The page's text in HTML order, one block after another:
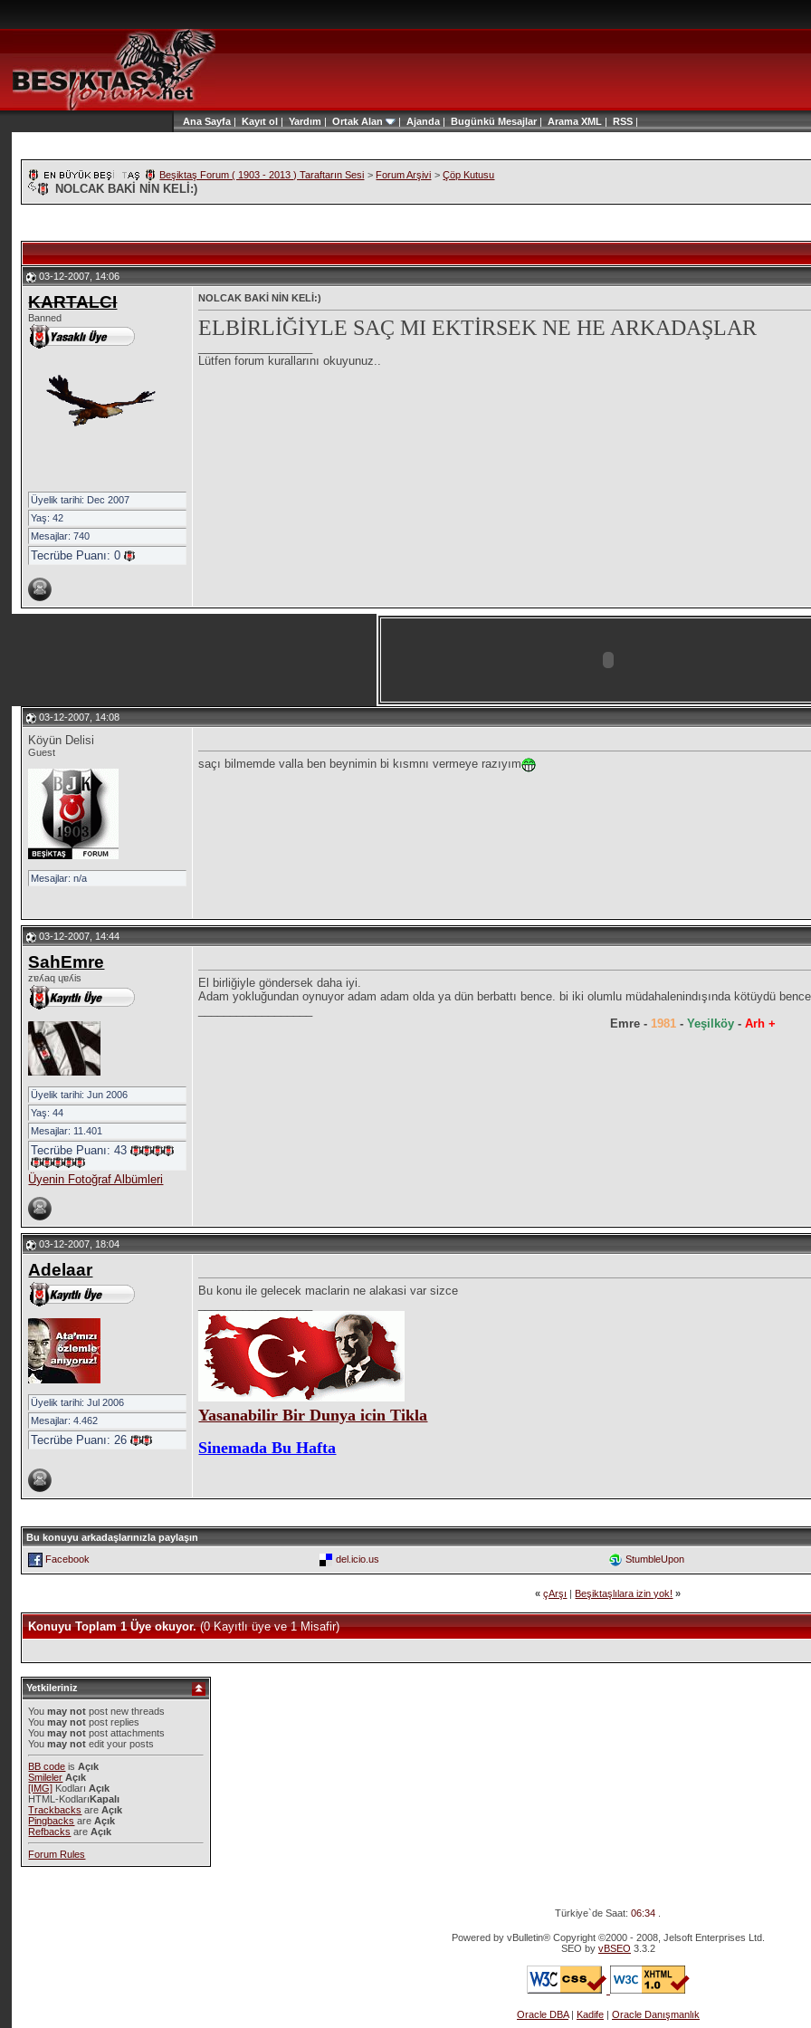
Ana Sayfa | Kayıt ol | Yardım | Ortak Alan | Ajanda | Bugünkü Mesajlar| Arama XML | RSS |
Beşiktaş Forum ( 1903 - 2013 ) Taraftarın Sesi > Forum Arşivi >Çöp Kutusu
NOLCAK BAKİ NİN KELİ:)
03-12-2007, 14:06
KARTALCI
Banned
Üyelik tarihi: Dec 2007
Yaş: 42
Mesajlar: 740
Tecrübe Puanı:0
NOLCAK BAKİ NİN KELİ:)
ELBİRLİĞİYLE SAÇ MI EKTİRSEK NE HE ARKADAŞLAR
Lütfen forum kurallarını okuyunuz..
03-12-2007, 14:08
Köyün Delisi
Guest
Mesajlar: n/a
saçı bilmemde valla ben beynimin bi kısmnı vermeye razıyım
03-12-2007, 14:44
SahEmre
zɐʎaq ɥɐʎis
Üyelik tarihi: Jun 2006
Yaş: 44
Mesajlar: 11.401
Tecrübe Puanı:43
Üyenin Fotoğraf Albümleri
El birliğiyle göndersek daha iyi.
Adam yokluğundan oynuyor adam adam olda ya dün berbattı bence. bi iki olumlu müdahalenindışında kötüydü
Emre -1981 -Yeşilköy -Arh +
03-12-2007, 18:04
Adelaar
Üyelik tarihi: Jul 2006
Mesajlar: 4.462
Tecrübe Puanı:26
Bu konu ile gelecek maclarin ne alakasi var sizce
Yasanabilir Bir Dunya icin Tikla
Sinemada Bu Hafta
Bu konuyu arkadaşlarınızla paylaşın
Facebook
del.icio.us StumbleUpon
« çArşı |Beşiktaşlılara izin yok! »
Konuyu Toplam 1 Üye okuyor.(0 Kayıtlı üye ve 1 Misafir)
Yetkileriniz
Youmay not post new threads
Youmay not post replies
Youmay not post attachments
Youmay not edit your posts
BB code isAçık
Smileler Açık
[IMG] KodlarıAçık
HTML-KodlarıKapalı
Trackbacks areAçık
Pingbacks areAçık
Refbacks areAçık
Forum Rules
Türkiye`de Saat:06:34
Powered by vBulletin® Copyright ©2000 - 2008, Jelsoft Enterprises Ltd.
SEO by vBSEO 3.3.2
Oracle DBA| Kadife| Oracle Danışmanlık